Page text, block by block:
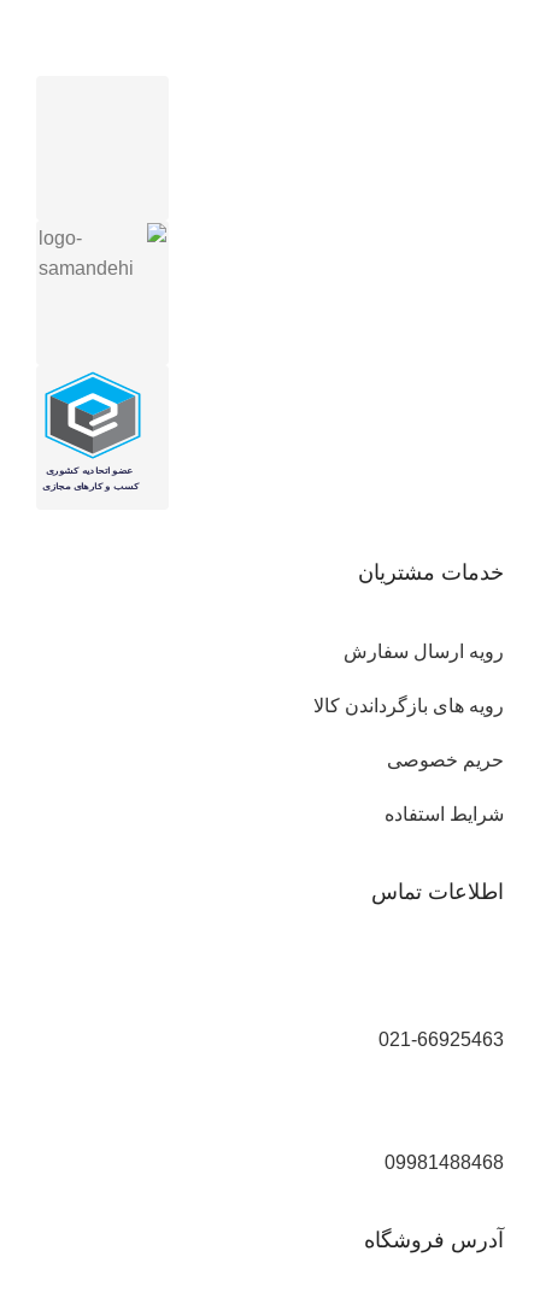
آدرس فروشگاه
اطلاعات تماس
021-66925463
09981488468
خدمات مشتریان
رویه ارسال سفارش
رویه های بازگرداندن کالا
حریم خصوصی
شرایط استفاده